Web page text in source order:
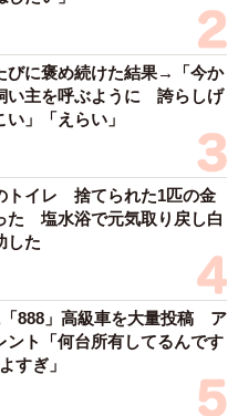
びに褒め続けた結果→「今か
い主を呼ぶように 誇らしげ
」「えらい」
トイレ 捨てられた1匹の金
た 塩水浴で元気取り戻し白
した
888」高級車を大量投稿 ア
ント「何台所有してるんです
すぎ」